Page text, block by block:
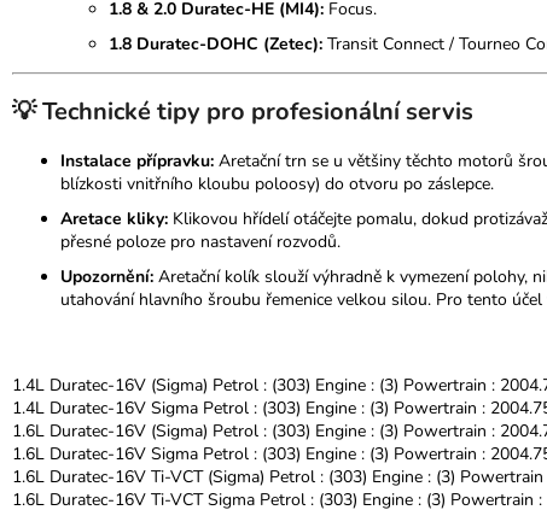
1.8 & 2.0 Duratec-HE (MI4): Focus.
1.8 Duratec-DOHC (Zetec): Transit Connect / Tourneo
💡 Technické tipy pro profesionální servis
Instalace přípravku: Aretační trn se u většiny těchto motorů
blízkosti vnitřního kloubu poloosy) do otvoru po záslepce.
Aretace kliky: Klikovou hřídelí otáčejte pomalu, dokud
přesné poloze pro nastavení rozvodů.
Upozornění: Aretační kolík slouží výhradně k vymezení polohy,
utahování hlavního šroubu řemenice velkou silou. Pro tento
1.4L Duratec-16V (Sigma) Petrol : (303) Engine : (3) Powertrain :
1.4L Duratec-16V Sigma Petrol : (303) Engine : (3) Powertrain :
1.6L Duratec-16V (Sigma) Petrol : (303) Engine : (3) Powertrain :
1.6L Duratec-16V Sigma Petrol : (303) Engine : (3) Powertrain :
1.6L Duratec-16V Ti-VCT (Sigma) Petrol : (303) Engine : (3)
1.6L Duratec-16V Ti-VCT Sigma Petrol : (303) Engine : (3) Powertrain